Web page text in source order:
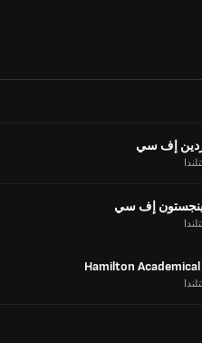
إف سي
إف سي
Hamilton Academical